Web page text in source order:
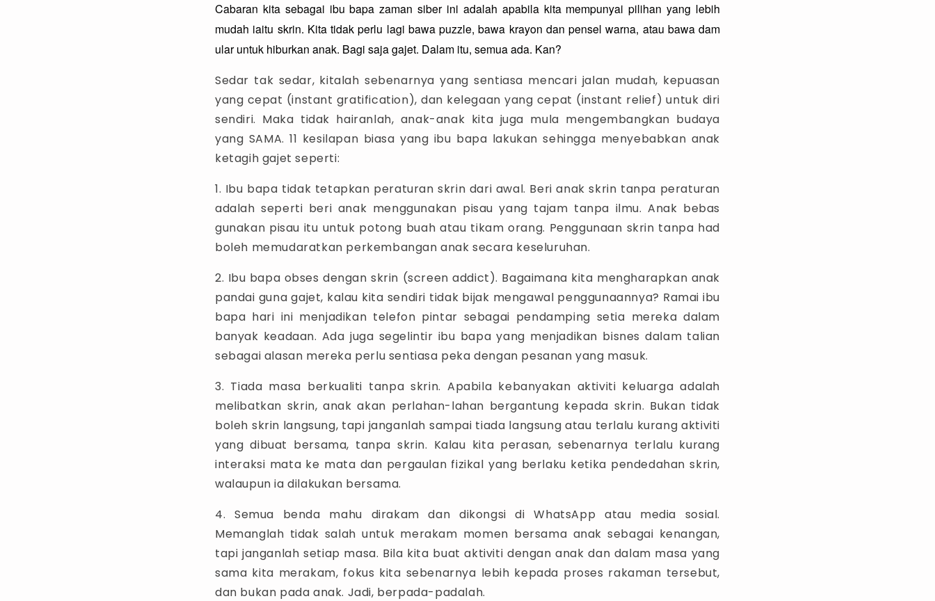
Cabaran kita sebagai ibu bapa zaman siber ini adalah apabila kita mempunyai pilihan yang lebih
mudah iaitu skrin. Kita tidak perlu lagi bawa puzzle, bawa krayon dan pensel warna, atau bawa dam
ular untuk hiburkan anak. Bagi saja gajet. Dalam itu, semua ada. Kan?
Sedar tak sedar, kitalah sebenarnya yang sentiasa mencari jalan mudah, kepuasan
yang cepat (instant gratification), dan kelegaan yang cepat (instant relief) untuk diri
sendiri. Maka tidak hairanlah, anak-anak kita juga mula mengembangkan budaya
yang SAMA. 11 kesilapan biasa yang ibu bapa lakukan sehingga menyebabkan anak
ketagih gajet seperti:
1. Ibu bapa tidak tetapkan peraturan skrin dari awal. Beri anak skrin tanpa peraturan
adalah seperti beri anak menggunakan pisau yang tajam tanpa ilmu. Anak bebas
gunakan pisau itu untuk potong buah atau tikam orang. Penggunaan skrin tanpa had
boleh memudaratkan perkembangan anak secara keseluruhan.
2. Ibu bapa obses dengan skrin (screen addict). Bagaimana kita mengharapkan anak
pandai guna gajet, kalau kita sendiri tidak bijak mengawal penggunaannya? Ramai ibu
bapa hari ini menjadikan telefon pintar sebagai pendamping setia mereka dalam
banyak keadaan. Ada juga segelintir ibu bapa yang menjadikan bisnes dalam talian
sebagai alasan mereka perlu sentiasa peka dengan pesanan yang masuk.
3. Tiada masa berkualiti tanpa skrin. Apabila kebanyakan aktiviti keluarga adalah
melibatkan skrin, anak akan perlahan-lahan bergantung kepada skrin. Bukan tidak
boleh skrin langsung, tapi janganlah sampai tiada langsung atau terlalu kurang aktiviti
yang dibuat bersama, tanpa skrin. Kalau kita perasan, sebenarnya terlalu kurang
interaksi mata ke mata dan pergaulan fizikal yang berlaku ketika pendedahan skrin,
walaupun ia dilakukan bersama.
4. Semua benda mahu dirakam dan dikongsi di WhatsApp atau media sosial.
Memanglah tidak salah untuk merakam momen bersama anak sebagai kenangan,
tapi janganlah setiap masa. Bila kita buat aktiviti dengan anak dan dalam masa yang
sama kita merakam, fokus kita sebenarnya lebih kepada proses rakaman tersebut,
dan bukan pada anak. Jadi, berpada-padalah.